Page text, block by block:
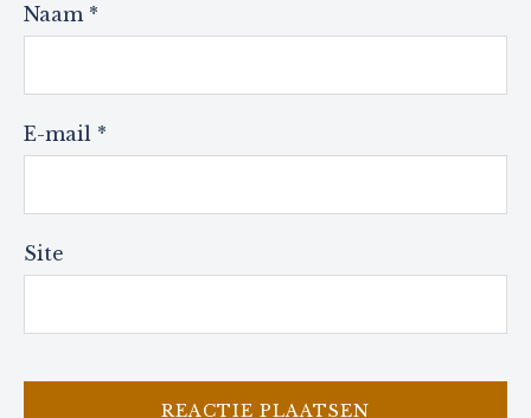
Naam *
E-mail *
Site